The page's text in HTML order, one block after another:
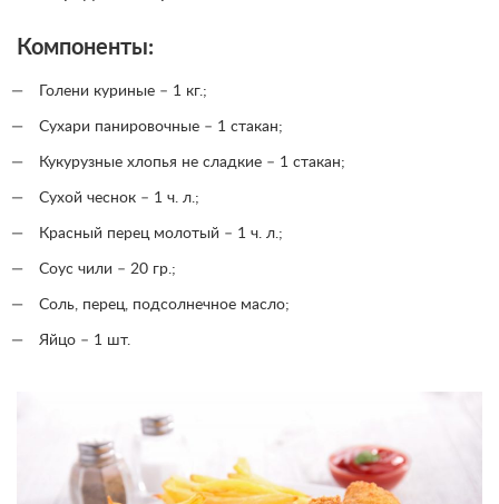
Компоненты:
Голени куриные – 1 кг.;
Сухари панировочные – 1 стакан;
Кукурузные хлопья не сладкие – 1 стакан;
Сухой чеснок – 1 ч. л.;
Красный перец молотый – 1 ч. л.;
Соус чили – 20 гр.;
Соль, перец, подсолнечное масло;
Яйцо – 1 шт.